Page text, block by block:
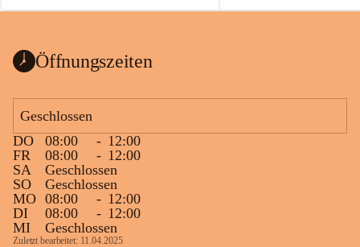
Öffnungszeiten
Geschlossen
DO
08:00 - 12:00
FR
08:00 - 12:00
SA
Geschlossen
SO
Geschlossen
MO 08:00 - 12:00
DI
08:00 - 12:00
MI
Geschlossen
Zuletzt bearbeitet: 11.04.2025